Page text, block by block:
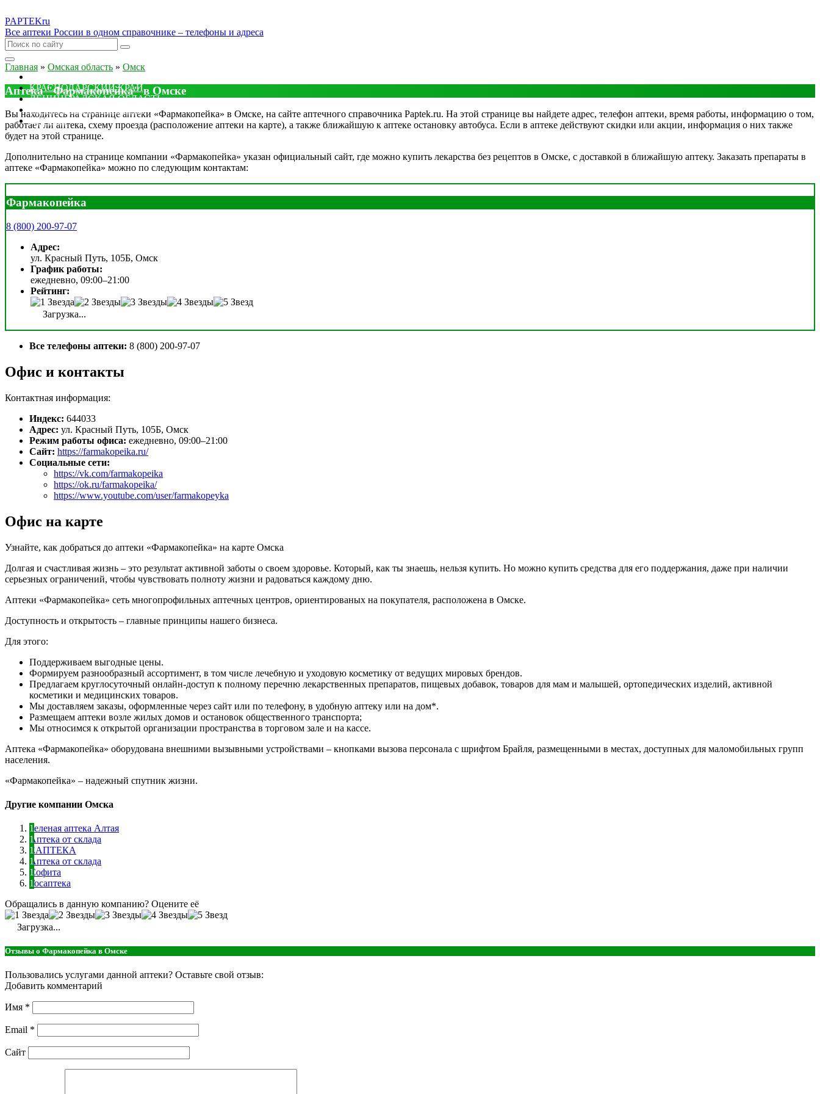
PAPTEKru
Все аптеки России в одном справочнике – телефоны и адреса
КРАСНОДАРСКИЙ КРАЙ
ЛЕНИНГРАДСКАЯ ОБЛАСТЬ
ДРУГИЕ
Главная » Омская область » Омск
Аптека "Фармакопейка" в Омске
Вы находитесь на странице аптеки «Фармакопейка» в Омске, на сайте аптечного справочника Paptek.ru. На этой странице вы найдете адрес, телефон аптеки, время работы, информацию о том,
работает ли аптека, схему проезда (расположение аптеки на карте), а также ближайшую к аптеке остановку автобуса. Если в аптеке действуют скидки или акции, информация о них также
будет на этой странице.
Дополнительно на странице компании «Фармакопейка» указан официальный сайт, где можно купить лекарства без рецептов в Омске, с доставкой в ближайшую аптеку. Заказать препараты в
аптеке «Фармакопейка» можно по следующим контактам:
Фармакопейка
8 (800) 200-97-07
Адрес:
ул. Красный Путь, 105Б, Омск
График работы:
ежедневно, 09:00–21:00
Рейтинг:
Загрузка...
Все телефоны аптеки: 8 (800) 200-97-07
Офис и контакты
Контактная информация:
Индекс: 644033
Адрес: ул. Красный Путь, 105Б, Омск
Режим работы офиса: ежедневно, 09:00–21:00
Сайт: https://farmakopeika.ru/
Социальные сети:
https://vk.com/farmakopeika
https://ok.ru/farmakopeika/
https://www.youtube.com/user/farmakopeyka
Офис на карте
Узнайте, как добраться до аптеки «Фармакопейка» на карте Омска
Долгая и счастливая жизнь – это результат активной заботы о своем здоровье. Который, как ты знаешь, нельзя купить. Но можно купить средства для его поддержания, даже при наличии
серьезных ограничений, чтобы чувствовать полноту жизни и радоваться каждому дню.
Аптеки «Фармакопейка» сеть многопрофильных аптечных центров, ориентированых на покупателя, расположена в Омске.
Доступность и открытость – главные принципы нашего бизнеса.
Для этого:
Поддерживаем выгодные цены.
Формируем разнообразный ассортимент, в том числе лечебную и уходовую косметику от ведущих мировых брендов.
Предлагаем круглосуточный онлайн-доступ к полному перечню лекарственных препаратов, пищевых добавок, товаров для мам и малышей, ортопедических изделий, активной
косметики и медицинских товаров.
Мы доставляем заказы, оформленные через сайт или по телефону, в удобную аптеку или на дом*.
Размещаем аптеки возле жилых домов и остановок общественного транспорта;
Мы относимся к открытой организации пространства в торговом зале и на кассе.
Аптека «Фармакопейка» оборудована внешними вызывными устройствами – кнопками вызова персонала с шрифтом Брайля, размещенными в местах, доступных для маломобильных групп
населения.
«Фармакопейка» – надежный спутник жизни.
Другие компании Омска
Зеленая аптека Алтая
Аптека от склада
ЕАПТЕКА
Аптека от склада
Софита
Госаптека
Обращались в данную компанию? Оцените её
Загрузка...
Отзывы о Фармакопейка в Омске
Пользовались услугами данной аптеки? Оставьте свой отзыв:
Добавить комментарий
Имя *
Email *
Сайт